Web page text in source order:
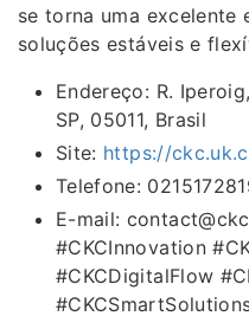
se torna uma excelente
soluções estáveis ​​e
Endereço: R.
SP, 05011, Brasil
Site: https://
Telefone:
E-mail:
#CKCInnovation
#CKCDigitalFlow